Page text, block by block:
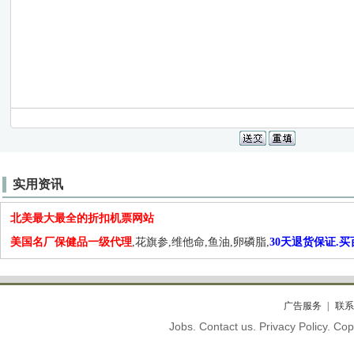
实用资讯
北美最大最全的折扣机票网站
美国名厂保健品一级代理,花旗参,维他命,鱼油,卵磷脂,30天退货保证.买
广告服务 联
Jobs. Contact us. Privacy Policy.